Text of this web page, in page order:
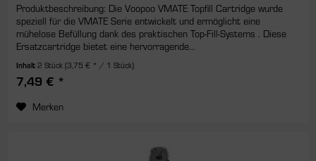
Produktbeschreibung: Die Voopoo VMATE Topfill Cartridge wurde
speziell für die VMATE Serie entwickelt und ermöglicht eine
mühelose Befüllung dank des praktischen Top-Fill-Systems . Diese
Ersatzcartridge bietet eine hervorragende...
Inhalt2 Stück(3,75 € * / 1 Stück)
7,49 € *
Merken